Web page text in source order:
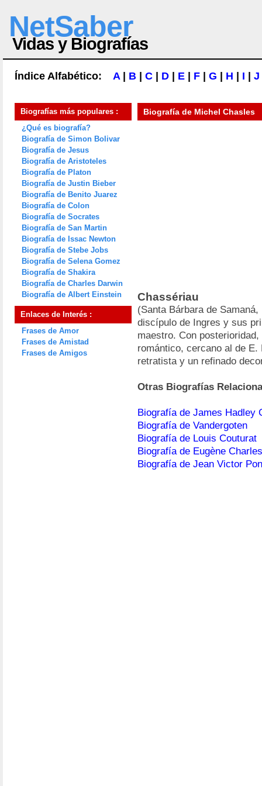
NetSaber
Vidas y Biografías
Índice Alfabético: A| B C D E F G H I J
Biografías más populares :
¿Qué es biografía?
Biografía de Simon Bolivar
Biografía de Jesus
Biografía de Aristoteles
Biografía de Platon
Biografía de Justin Bieber
Biografía de Benito Juarez
Biografía de Colon
Biografía de Socrates
Biografía de San Martin
Biografía de Issac Newton
Biografía de Stebe Jobs
Biografía de Selena Gomez
Biografía de Shakira
Biografía de Charles Darwin
Biografía de Albert Einstein
Enlaces de Interés :
Frases de Amor
Frases de Amistad
Frases de Amigos
Biografía de Michel Chasles
Chassériau
(Santa Bárbara de
discípulo de Ingres y sus
maestro. Con
romántico, cercano al de
retratista y un refinado
Otras Biografías
Biografía de James Hadley
Biografía de Vandergoten
Biografía de Louis Couturat
Biografía de Eugène
Biografía de Jean Victor